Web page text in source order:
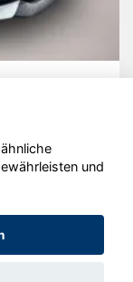
- 2026
und